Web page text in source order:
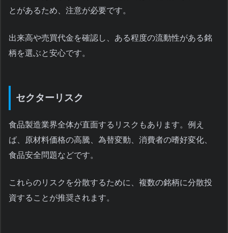
とがあるため、注意が必要です。
出来高や売買代金を確認し、ある程度の流動性がある銘
柄を選ぶと安心です。
セクターリスク
食品製造業界全体が直面するリスクもあります。例え
ば、原材料価格の高騰、為替変動、消費者の嗜好変化、
食品安全問題などです。
これらのリスクを分散するために、複数の銘柄に分散投
資することが推奨されます。